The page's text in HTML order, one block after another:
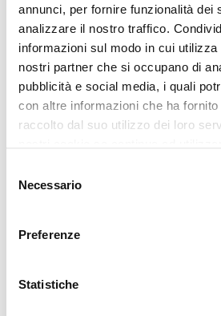
annunci, per fornire funzionalità dei
analizzare il nostro traffico.
informazioni sul modo in cui
nostri partner che si occupano di
pubblicità e social media, i quali
con altre informazioni che ha
raccolto dal suo utilizzo dei loro
delNecessario
Preferenze
Statistiche